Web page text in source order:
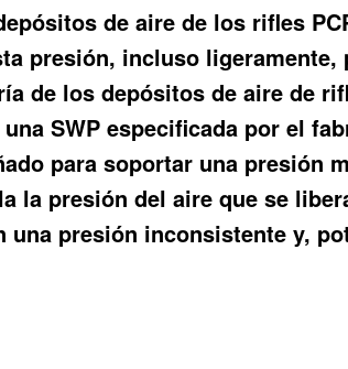
de aire de los rifles
presión, incluso ligeramente,
de los depósitos de aire de
SWP especificada por el
para soportar una presión
la presión del aire que se
presión inconsistente y,